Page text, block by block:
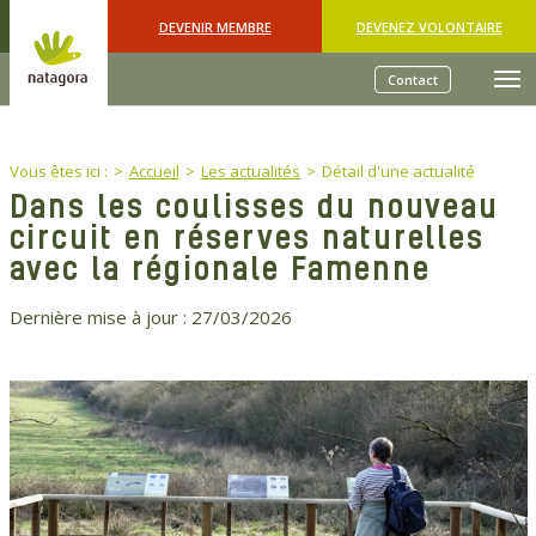
DEVENIR MEMBRE DEVENEZ VOLONTAIRE
Contact
You are here:
Vous êtes ici : Accueil Les actualités Détail d'une actualité
Dans les coulisses du nouveau
circuit en réserves naturelles
avec la régionale Famenne
Dernière mise à jour : 27/03/2026